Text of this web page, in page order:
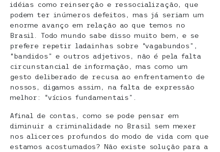
idéias como reinserção e ressocialização, que
podem ter inúmeros defeitos, mas já seriam um
enorme avanço em relação ao que temos no
Brasil. Todo mundo sabe disso muito bem, e se
prefere repetir ladainhas sobre “vagabundos”,
“bandidos” e outros adjetivos, não é pela falta
circunstancial de informação, mas como um
gesto deliberado de recusa ao enfrentamento de
nossos, digamos assim, na falta de expressão
melhor: “vícios fundamentais”.
Afinal de contas, como se pode pensar em
diminuir a criminalidade no Brasil sem mexer
nos alicerces profundos do modo de vida com que
estamos acostumados? Não existe solução para a